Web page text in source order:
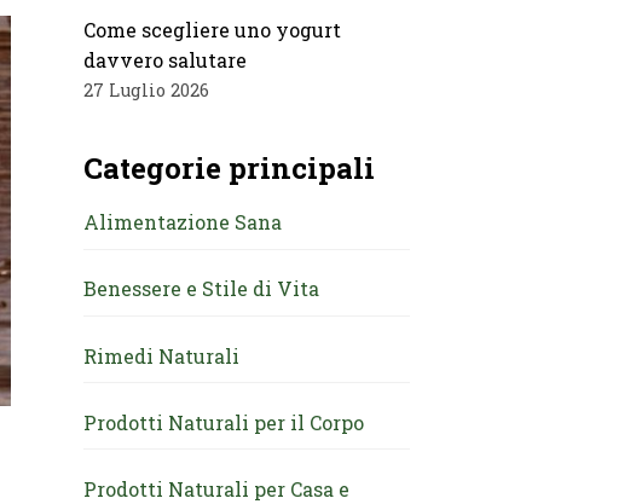
Come scegliere uno yogurt
davvero salutare
27 Luglio 2026
Categorie principali
Alimentazione Sana
Benessere e Stile di Vita
Rimedi Naturali
Prodotti Naturali per il Corpo
Prodotti Naturali per Casa e